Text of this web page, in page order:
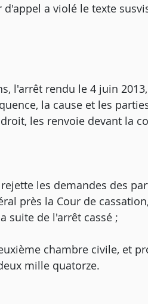
a violé le texte
l'arrêt rendu le 4 juin
la cause et les
les renvoie devant la
les demandes des
près la Cour de
suite de l'arrêt cassé ;
chambre civile, et
mille quatorze.